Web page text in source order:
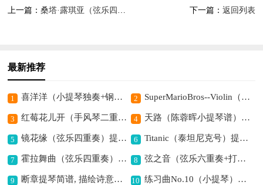
提琴简谱,描绘烂漫山花之景
雅宫廷风情
上一篇：桑塔·露琪亚（弦乐四重奏）提琴简谱,描绘海边浪漫之景 下一篇： 返回列表
最新推荐
1 喜洋洋（小提琴独奏+钢琴伴奏）提琴简谱,传递欢快喜悦之情 2 SuperMarioBros--Violin（超级马里奥兄弟）提琴简谱, 唤起童年冒险回忆
3 红莓花儿开（手风琴二重奏f小调练习）提琴简谱, 描绘青春浪漫的情怀 4 天路（陈蓉晖小提琴谱）提琴简谱,描绘高原天路之美
5 镜花缘（弦乐四重奏）提琴简谱,展现虚幻浪漫意境 6 Titanic（泰坦尼克号）提琴简谱, 奏响凄美爱情乐章
7 霍拉舞曲（弦乐四重奏）提琴简谱,展现欢快活泼的氛围 8 弦之音（弦乐六重奏+打击乐）提琴简谱,奏响和谐灵动之美
9 断章提琴简谱, 描绘诗意的意境 10 练习曲No.10（小提琴）提琴简谱,展现灵动音乐意境